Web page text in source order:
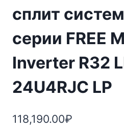
сплит
серии FREE
Inverter R32
24U4RJC LP
118,190.00₽